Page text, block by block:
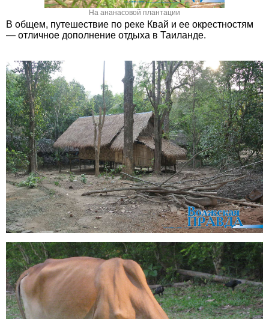
На ананасовой плантации
В общем, путешествие по реке Квай и ее окрестностям
— отличное дополнение отдыха в Таиланде.